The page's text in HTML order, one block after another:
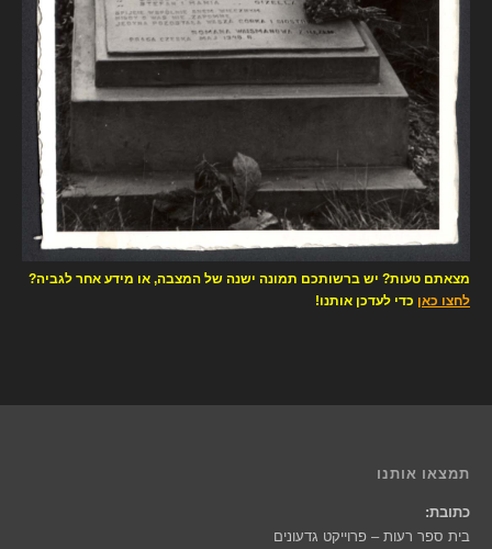
מצאתם טעות? יש ברשותכם תמונה ישנה של המצבה, או מידע אחר לגביה?
לחצו כאן כדי לעדכן אותנו!
תמצאו אותנו
כתובת:
בית ספר רעות – פרוייקט גדעונים